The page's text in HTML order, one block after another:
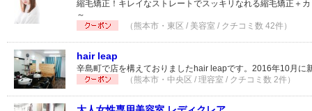
縮毛矯正！キレイなストレートでスッキリなれる縮毛矯正＋
～
（熊本市・東区 / 美容室 / クチコミ数 42件）
hair leap
辛島町で店を構えておりましたhair leapです。2016年10月に
（熊本市・中央区 / 理容室 / クチコミ数 2件）